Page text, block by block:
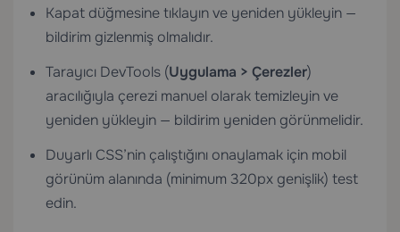
Kapat düğmesine tıklayın ve yeniden yükleyin —
bildirim gizlenmiş olmalıdır.
Tarayıcı DevTools (Uygulama > Çerezler)
aracılığıyla çerezi manuel olarak temizleyin ve
yeniden yükleyin — bildirim yeniden görünmelidir.
Duyarlı CSS’nin çalıştığını onaylamak için mobil
görünüm alanında (minimum 320px genişlik) test
edin.